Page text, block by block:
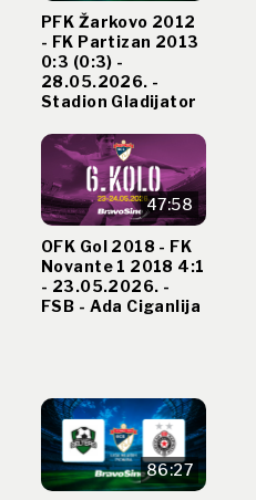
PFK Žarkovo 2012
- FK Partizan 2013
0:3 (0:3) -
28.05.2026. -
Stadion Gladijator
47:58
OFK Gol 2018 - FK
Novante 1 2018 4:1
- 23.05.2026. -
FSB - Ada Ciganlija
86:27